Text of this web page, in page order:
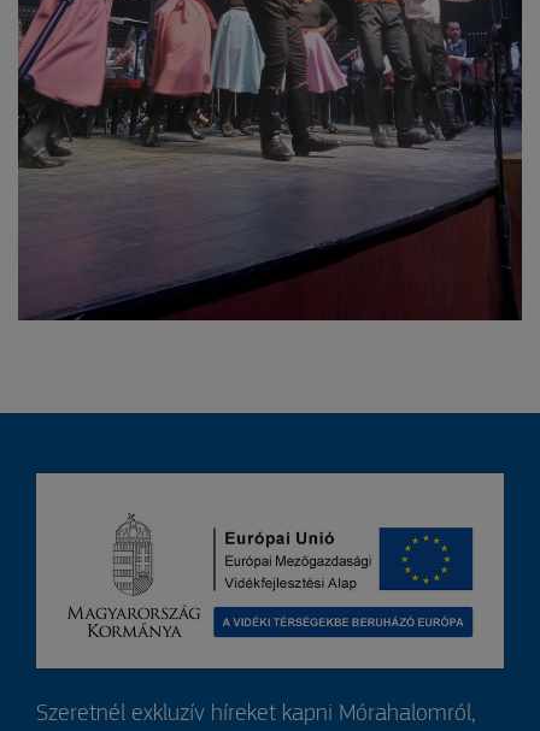
Szeretnél exkluzív híreket kapni Mórahalomról,